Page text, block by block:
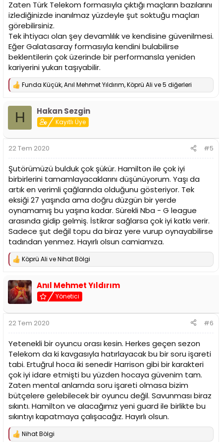
Zaten Türk Telekom formasıyla çıktığı maçların bazılarını
izlediğinizde inanılmaz yüzdeyle şut soktuğu maçları
görebilirsiniz.
Tek ihtiyacı olan şey devamlılık ve kendisine güvenilmesi.
Eğer Galatasaray formasıyla kendini bulabilirse
beklentilerin çok üzerinde bir performansla yeniden
kariyerini yukarı taşıyabilir.
T
:
Funda Küçük,Anıl Mehmet Yıldırım,Köprü Ali ve 5 diğerleri
H Hakan Sezgin
Kayıtlı Üye
22 Tem 2020 #5
Şutörümüzü bulduk çok şükür. Hamilton ile çok iyi
birbirlerini tamamlayacaklarını düşünüyorum. Yaşı da
artık en verimli çağlarında olduğunu gösteriyor. Tek
eksiği 27 yaşında ama doğru düzgün bir yerde
oynamamış bu yaşına kadar. Sürekli Nba - G league
arasında gidip gelmiş. İstikrar sağlarsa çok iyi katkı verir.
Sadece şut değil topu da biraz yere vurup oynayabilirse
tadından yenmez. Hayırlı olsun camiamıza.
T
p
k
i
l
:
Köprü Ali veNihat Bölgi
Anıl Mehmet Yıldırım
Yönetici
22 Tem 2020 #6
Yetenekli bir oyuncu orası kesin. Herkes geçen sezon
Telekom da ki kavgasıyla hatırlayacak bu bir soru işareti
tabi. Ertuğrul hoca iki senedir Harrison gibi bir karakteri
çok iyi idare etmişti bu yüzden hocaya güvenim tam.
Zaten mental anlamda soru işareti olmasa bizim
bütçelere gelebilecek bir oyuncu değil. Savunması biraz
sıkıntı. Hamilton ve alacağımız yeni guard ile birlikte bu
sıkıntıyı kapatmaya çalışacağız. Hayırlı olsun.
T
Nihat Bölgi